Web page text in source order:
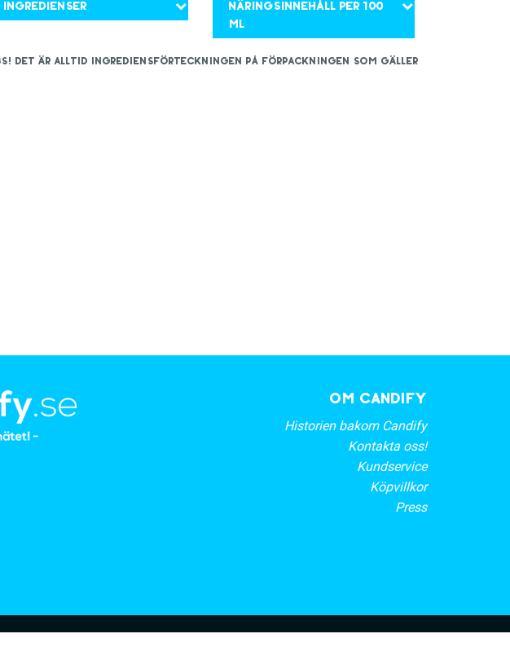
Ingredienser
Näringsinnehåll per 100
ml
Det är alltid ingrediensförteckningen på förpackningen som gäller
OM CANDIFY
Historien bakom Candify
Kontakta oss!
Kundservice
Köpvillkor
Press